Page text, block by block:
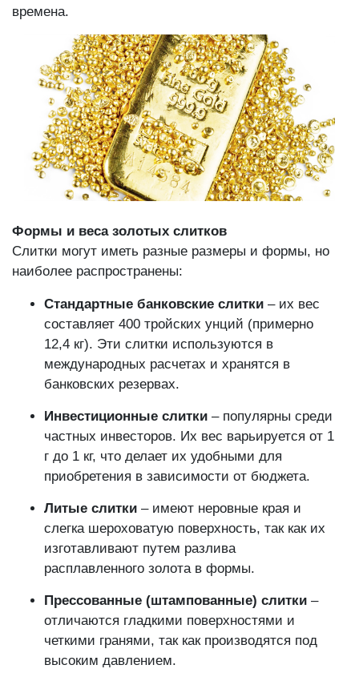
времена.
Формы и веса золотых слитков
Слитки могут иметь разные размеры и формы, но
наиболее распространены:
Стандартные банковские слитки – их вес
составляет 400 тройских унций (примерно
12,4 кг). Эти слитки используются в
международных расчетах и хранятся в
банковских резервах.
Инвестиционные слитки – популярны среди
частных инвесторов. Их вес варьируется от 1
г до 1 кг, что делает их удобными для
приобретения в зависимости от бюджета.
Литые слитки – имеют неровные края и
слегка шероховатую поверхность, так как их
изготавливают путем разлива
расплавленного золота в формы.
Прессованные (штампованные) слитки –
отличаются гладкими поверхностями и
четкими гранями, так как производятся под
высоким давлением.